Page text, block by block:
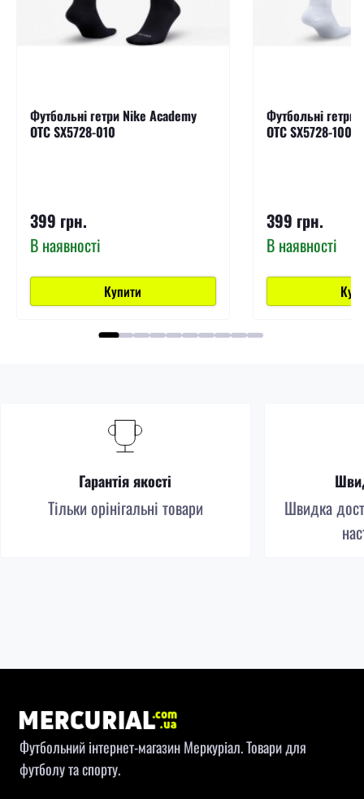
Футбольні гетри Nike Academy
OTC SX5728-010
399 грн.
В наявності
Купити
Футбольні гетри
OTC SX5728-100
399 грн.
В наявності
Гарантія якості
Тільки орінігальні товари
Швидка
Футбольний інтернет-магазин Меркуріал. Товари для
футболу та спорту.